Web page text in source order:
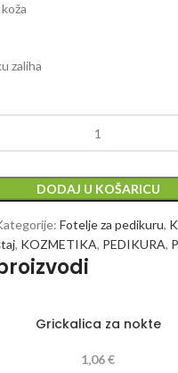
zaliha
DODAJ U KOŠARICU
Fotelje za pedikuru,
, KOZMETIKA, PEDIKURA,
Grickalica za nokte
1,06€